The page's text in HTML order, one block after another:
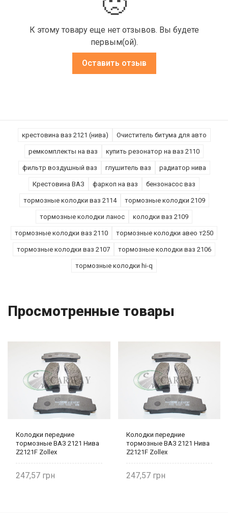
К этому товару еще нет отзывов. Вы будете
первым(ой).
Оставить отзыв
крестовина ваз 2121 (нива) Очиститель битума для авто
ремкомплекты на ваз купить резонатор на ваз 2110
фильтр воздушный ваз глушитель ваз радиатор нива
Крестовина ВАЗ фаркоп на ваз бензонасос ваз
тормозные колодки ваз 2114 тормозные колодки 2109
тормозные колодки ланос колодки ваз 2109
тормозные колодки ваз 2110 тормозные колодки авео т250
тормозные колодки ваз 2107 тормозные колодки ваз 2106
тормозные колодки hi-q
Просмотренные товары
Колодки передние
тормозные ВАЗ 2121 Нива
Z2121F Zollex
247,57
Колодки передние
тормозные ВАЗ 2121 Нива
Z2121F Zollex
247,57